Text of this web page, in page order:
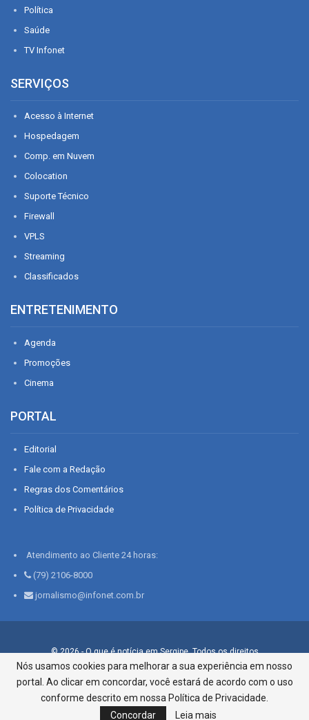
Política
Saúde
TV Infonet
SERVIÇOS
Acesso à Internet
Hospedagem
Comp. em Nuvem
Colocation
Suporte Técnico
Firewall
VPLS
Streaming
Classificados
ENTRETENIMENTO
Agenda
Promoções
Cinema
PORTAL
Editorial
Fale com a Redação
Regras dos Comentários
Política de Privacidade
Atendimento ao Cliente 24 horas:
(79) 2106-8000
jornalismo@infonet.com.br
© 2026 - O que é notícia em Sergipe. Todos os direitos
reservados.
Infonet - Rua Monsenhor Silveira 276, Bairro São José |
Aracaju-SE, CEP 49015-030, Fone: 79.2106.8000 - CI Centro de
Informações LTDA
Nós usamos cookies para melhorar a sua experiência em nosso
portal. Ao clicar em concordar, você estará de acordo com o uso
conforme descrito em nossa Política de Privacidade.
Concordar
Leia mais